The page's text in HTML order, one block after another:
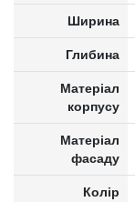
Ширина
Глибина
Матеріал
корпусу
Матеріал
фасаду
Колір